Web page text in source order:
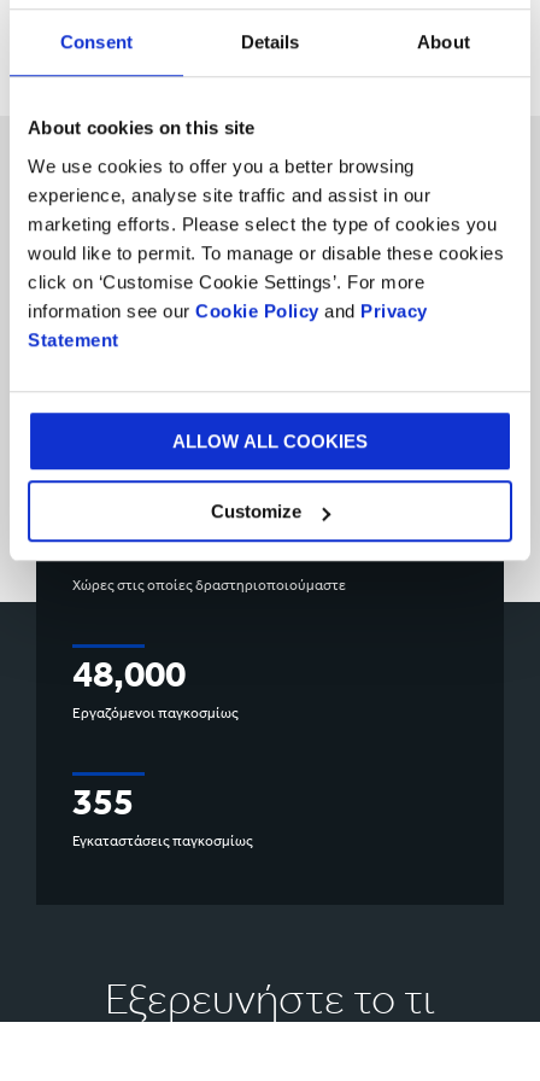
Consent Details About
About cookies on this site
We use cookies to offer you a better browsing
experience, analyse site traffic and assist in our
marketing efforts. Please select the type of cookies you
would like to permit. To manage or disable these cookies
click on ‘Customise Cookie Settings’. For more
information see our Cookie Policy and Privacy
Statement
ALLOW ALL COOKIES
Customize
08.07.24 |Smurfit Westrock κάνει το ντεμπούτο της
στη Νέα Υόρκη και το Λονδίνο
Παγκόσμια εξειδίκευση που
ΔΕΙΤΕ ΟΛΑ ΤΑ ΣΗΜΕΙΑ
35
Χώρες στις οποίες δραστηριοποιούμαστε
48,000
Εργαζόμενοι παγκοσμίως
355
Εγκαταστάσεις παγκοσμίως
Εξερευνήστε το τι